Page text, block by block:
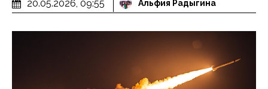
20.05.2026, 09:55 Альфия Радыгина